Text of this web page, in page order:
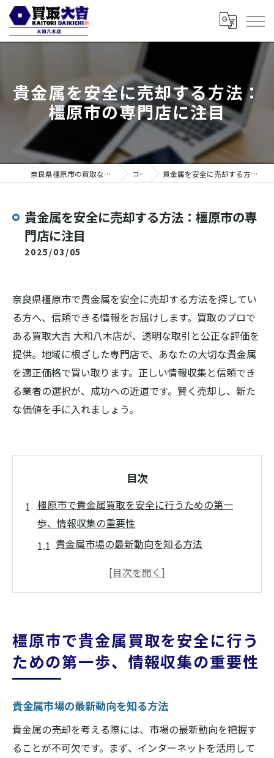
貴金属を安全に売却する方法：
橿原市の専門店に注目
奈良県橿原市の買取なら買取大吉 大和八木店 コラム 貴金属を安全に売却する方法：橿原市の専門店に注目
貴金属を安全に売却する方法：橿原市の専
門店に注目
2025/03/05
奈良県橿原市で貴金属を安全に売却する方法を探してい
る方へ、信頼できる情報をお届けします。買取のプロで
ある買取大吉 大和八木店が、透明な取引と公正な評価を
提供。地域に根ざした専門店で、あなたの大切な貴金属
を適正価格で買い取ります。正しい情報収集と信頼でき
る業者の選択が、成功への近道です。賢く売却し、新た
な価値を手に入れましょう。
目次
橿原市で貴金属買取を安全に行うための第一
歩、情報収集の重要性
貴金属市場の最新動向を知る方法
信頼できる情報源の見つけ方
失敗しないための事前準備チェックリスト
貴金属買取で失敗しないための業者選び、橿原
橿原市で評判の高い買取専門店の特徴
信頼性の高い業者を選ぶ際の注意点
口コミと実績を確認する方法
橿原市で貴金属買取を安全に行う
ための第一歩、情報収集の重要性
貴金属市場の最新動向を知る方法
貴金属の売却を考える際には、市場の最新動向を把握す
ることが不可欠です。まず、インターネットを活用して